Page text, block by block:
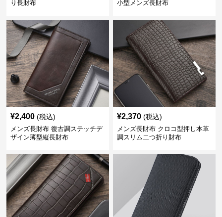
り長財布
小型メンズ長財布
¥2,400 (税込)
メンズ長財布 復古調ステッチデ
ザイン薄型縦長財布
¥2,370 (税込)
メンズ長財布 クロコ型押し本革
調スリム二つ折り財布